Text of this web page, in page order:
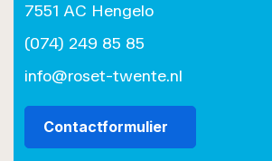
7551 AC Hengelo
(074) 249 85 85
info@roset-twente.nl
Contactformulier